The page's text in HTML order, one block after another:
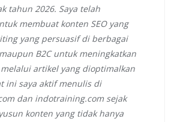
tahun 2026. Saya telah
membuat konten SEO yang
yang persuasif di berbagai
B2C untuk meningkatkan
artikel yang dioptimalkan
ini saya aktif menulis di
dan indotraining.com sejak
konten yang tidak hanya